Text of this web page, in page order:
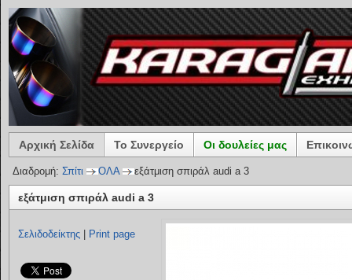
Αρχική Σελίδα Το Συνεργείο Οι δουλείες μας
Διαδρομή: Σπίτι ΟΛΑ εξάτμιση σπιράλ audi a 3
εξάτμιση σπιράλ audi a 3
Σελιδοδείκτης Print page